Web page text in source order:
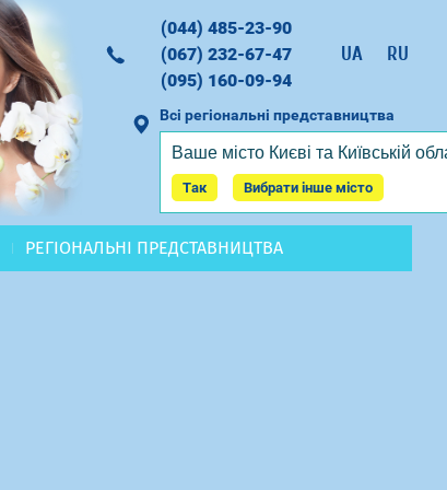
(044) 485-23-90
(067) 232-67-47
(095) 160-09-94
RU
UA
Ваше місто Києві та Київській
Так Вибрати інше місто
Всі регіональні представництва
Замовити дзвінок
РЕГІОНАЛЬНІ ПРЕДСТАВНИЦТВА